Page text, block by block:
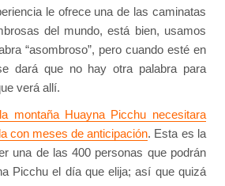
le ofrece una de las caminatas
del mundo, está bien, usamos
“asombroso”, pero cuando esté en
dará que no hay otra palabra para
verá allí.
montaña Huayna Picchu necesitara
con meses de anticipación. Esta es la
una de las 400 personas que podrán
Picchu el día que elija; así que quizá